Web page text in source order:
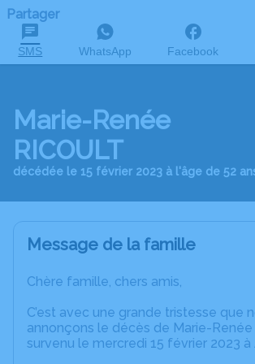
Partager
SMS WhatsApp Facebook
Marie-Renée
RICOULT
décédée le 15 février 2023 à l'âge de 52
Message de la famille
Chère famille, chers amis,
C’est avec une grande tristesse que
annonçons le décès de Marie-Renée
survenu le mercredi 15 février 2023 à